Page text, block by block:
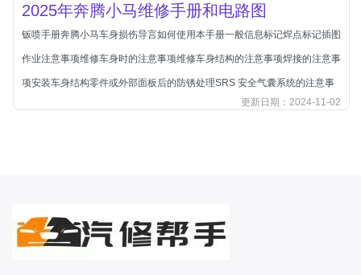
宝马
宝骏
2025年奔腾小马维修手册和电路图
钣喷手册奔腾小马车身损伤导言如何使用本手册一般信息标记焊点标记插图
作业注意事项维修车身时的注意事项维修车身结构的注意事项焊接的注意事
项安装车身结构零件或外部面板后的防锈处理SRS 安全气囊系统的注意事
更新日期：2024-11-02